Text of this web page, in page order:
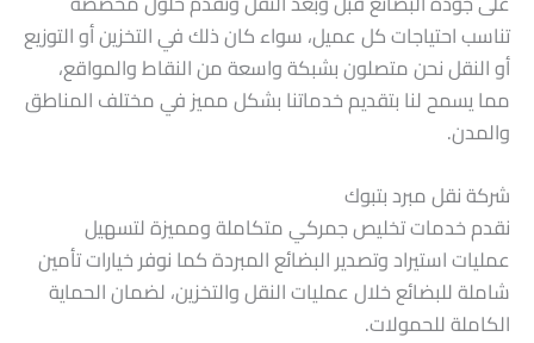
تناسب احتياجات كل عميل، سواء كان ذلك في التخزين أو التوزيع
أو النقل نحن متصلون بشبكة واسعة من النقاط والمواقع،
مما يسمح لنا بتقديم خدماتنا بشكل مميز في مختلف المناطق
والمدن.
شركة نقل مبرد بتبوك
نقدم خدمات تخليص جمركي متكاملة ومميزة لتسهيل
عمليات استيراد وتصدير البضائع المبردة كما نوفر خيارات تأمين
شاملة للبضائع خلال عمليات النقل والتخزين، لضمان الحماية
الكاملة للحمولات.